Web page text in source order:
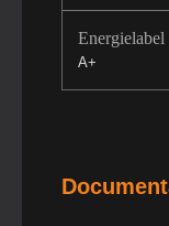
Energielabel
A+